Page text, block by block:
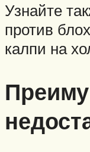
Узнайте
против
калпи на